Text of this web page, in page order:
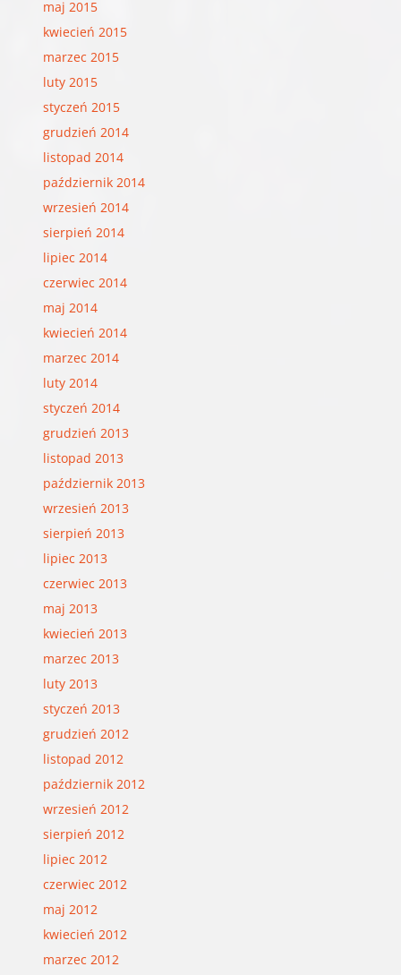
maj 2015
kwiecień 2015
marzec 2015
luty 2015
styczeń 2015
grudzień 2014
listopad 2014
październik 2014
wrzesień 2014
sierpień 2014
lipiec 2014
czerwiec 2014
maj 2014
kwiecień 2014
marzec 2014
luty 2014
styczeń 2014
grudzień 2013
listopad 2013
październik 2013
wrzesień 2013
sierpień 2013
lipiec 2013
czerwiec 2013
maj 2013
kwiecień 2013
marzec 2013
luty 2013
styczeń 2013
grudzień 2012
listopad 2012
październik 2012
wrzesień 2012
sierpień 2012
lipiec 2012
czerwiec 2012
maj 2012
kwiecień 2012
marzec 2012